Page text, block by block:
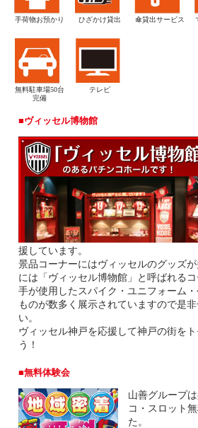
手荷物お預かり ひざかけ貸出 傘貸出サービス
無料駐車場50台
完備
テレビ
ヴィッセル博物館
援しています。
景品コーナーにはヴィッセルのグッズ
には「ヴィッセル博物館」と呼ばれる
手が使用したスパイク・ユニフォーム
ものが数多く展示されていますので是
い。
ヴィッセル神戸を応援して神戸の街を
う！
無料体験会
山善グループ
コ・スロット
た。